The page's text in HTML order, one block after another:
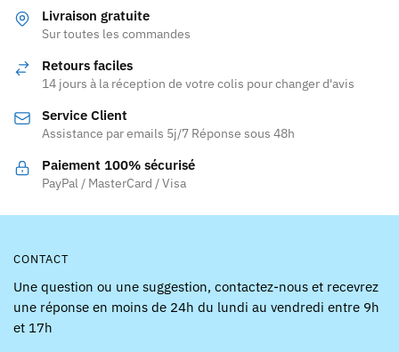
variations.
Les
peuvent
choisies
sur
la
page
être
sur
Livraison gratuite
Sur toutes les commandes
Retours faciles
14 jours à la réception de votre colis pour changer d'avis
Service Client
Assistance par emails 5j/7 Réponse sous 48h
Paiement 100% sécurisé
PayPal / MasterCard / Visa
CONTACT
Une question ou une suggestion, contactez-nous et recevrez
une réponse en moins de 24h du lundi au vendredi entre 9h
et 17h